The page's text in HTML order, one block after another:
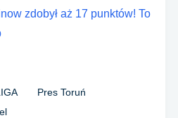
zdobył aż 17 punktów! To
Pres Toruń